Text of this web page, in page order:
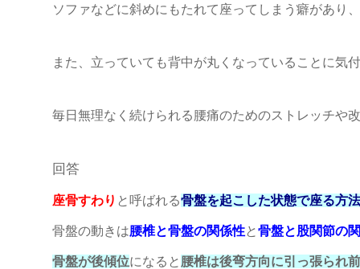
ソファなどに斜めにもたれて座ってしまう癖があり
また、立っていても背中が丸くなっていることに気
毎日無理なく続けられる腰痛のためのストレッチや
回答
座骨すわり と呼ばれる骨盤を起こした状態で座る方法
骨盤の動きは腰椎と骨盤の関係性と骨盤と股関節の
骨盤が後傾位になると 腰椎は後弯方向に引っ張られ